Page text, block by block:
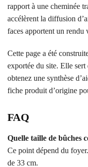
rapport à une cheminée
accélèrent la diffusion
faces apportent un rendu
Cette page a été
exportée du site. Elle
obtenez une synthèse
fiche produit d’origine
FAQ
Quelle taille de bûches
Ce point dépend du
de 33 cm.